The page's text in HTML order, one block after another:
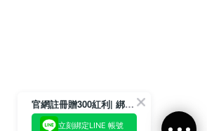
官網註冊贈300紅利| 綁定LINE再領取專屬優惠
立刻綁定LINE 帳號